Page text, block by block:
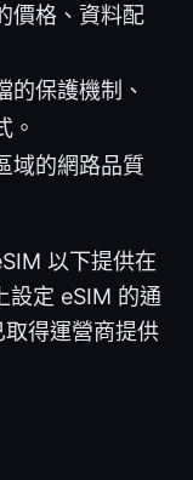
價格、資料配
的保護機制、
。
域的網路品質
以下提供在
設定 eSIM 的通
得運營商提供